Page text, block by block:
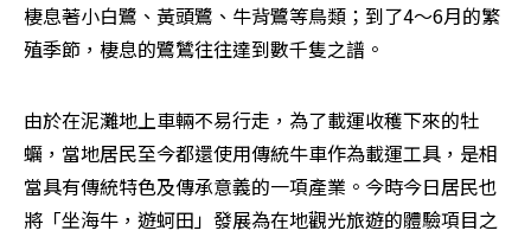
棲息著小白鷺、黃頭鷺、牛背鷺等鳥類；到了4～6月的繁
殖季節，棲息的鷺鷥往往達到數千隻之譜。
由於在泥灘地上車輛不易行走，為了載運收穫下來的牡
蠣，當地居民至今都還使用傳統牛車作為載運工具，是相
當具有傳統特色及傳承意義的一項產業。今時今日居民也
將「坐海牛，遊蚵田」發展為在地觀光旅遊的體驗項目之